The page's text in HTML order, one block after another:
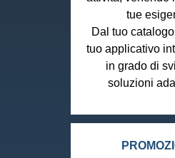
tue
Dal tuo
tuo applicativo
in grado di
soluzioni